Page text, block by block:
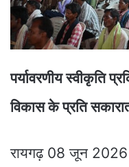
पर्यावरणीय स्वीकृति
विकास के प्रति
रायगढ़ 08 जून